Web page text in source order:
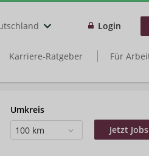
Login
Karriere-Ratgeber Für
Umkreis
100 km